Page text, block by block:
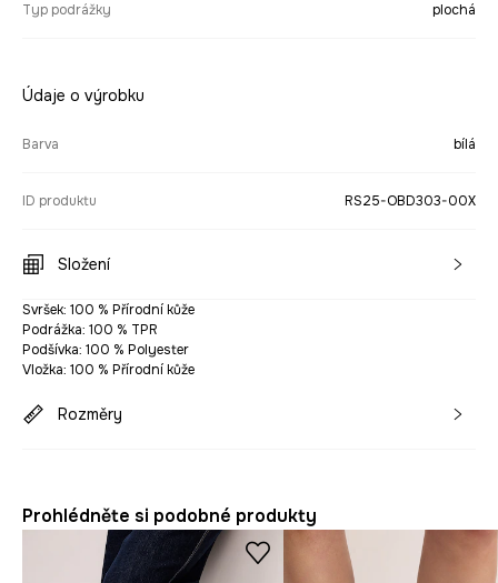
Typ podrážky plochá
Údaje o výrobku
Barva bílá
ID produktu RS25-OBD303-00X
Složení
Svršek: 100 % Přírodní kůže
Podrážka: 100 % TPR
Podšívka: 100 % Polyester
Vložka: 100 % Přírodní kůže
Rozměry
Prohlédněte si podobné produkty